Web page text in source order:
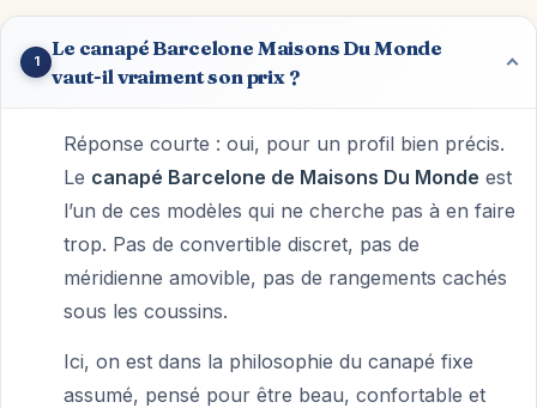
1
Le canapé Barcelone Maisons Du Monde
vaut-il vraiment son prix ?
Réponse courte : oui, pour un profil bien précis.
Le canapé Barcelone de Maisons Du Monde est
l’un de ces modèles qui ne cherche pas à en faire
trop. Pas de convertible discret, pas de
méridienne amovible, pas de rangements cachés
sous les coussins.
Ici, on est dans la philosophie du canapé fixe
assumé, pensé pour être beau, confortable et